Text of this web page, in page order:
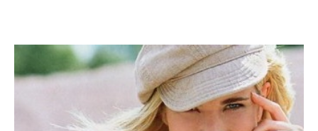
секреты